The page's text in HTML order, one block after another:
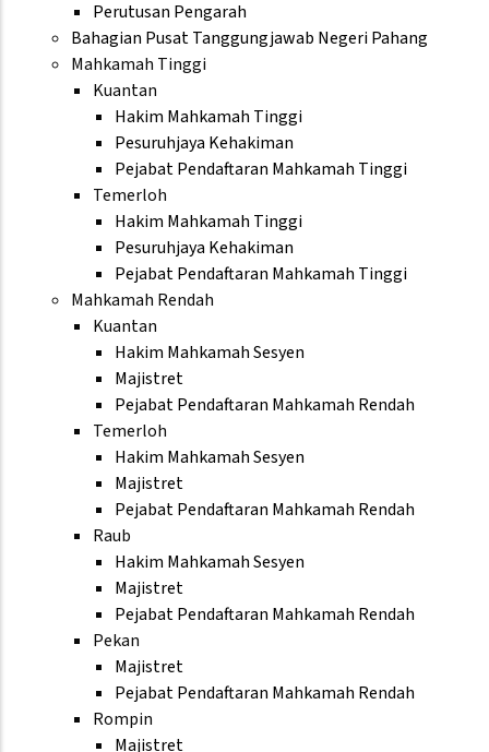
Perutusan Pengarah
Bahagian Pusat Tanggungjawab Negeri Pahang
Mahkamah Tinggi
Kuantan
Hakim Mahkamah Tinggi
Pesuruhjaya Kehakiman
Pejabat Pendaftaran Mahkamah Tinggi
Temerloh
Hakim Mahkamah Tinggi
Pesuruhjaya Kehakiman
Pejabat Pendaftaran Mahkamah Tinggi
Mahkamah Rendah
Kuantan
Hakim Mahkamah Sesyen
Majistret
Pejabat Pendaftaran Mahkamah Rendah
Temerloh
Hakim Mahkamah Sesyen
Majistret
Pejabat Pendaftaran Mahkamah Rendah
Raub
Hakim Mahkamah Sesyen
Majistret
Pejabat Pendaftaran Mahkamah Rendah
Pekan
Majistret
Pejabat Pendaftaran Mahkamah Rendah
Rompin
Majistret